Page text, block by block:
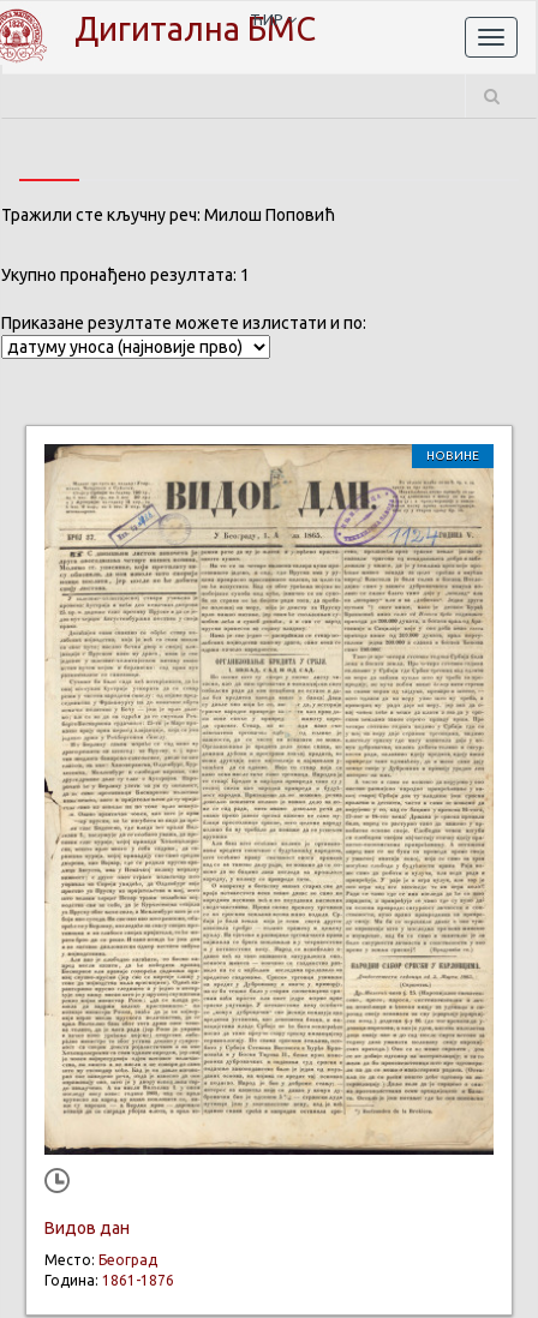
Дигитална БМС
ЋИР
Тражили сте кључну реч: Милош Поповић
Укупно пронађено резултата: 1
Приказане резултате можете излистати и по:
НОВИНЕ
Видов дан
Место: Београд
Година: 1861-1876